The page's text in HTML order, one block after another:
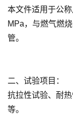
本文件适用于公
MPa，与燃气燃
管。
二、试验项目：
抗拉性试验、耐
等。